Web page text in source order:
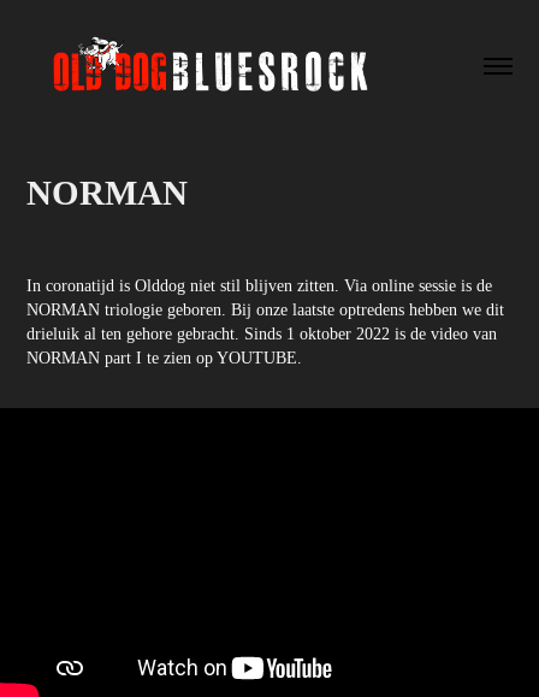
NORMAN
In coronatijd is Olddog niet stil blijven zitten. Via online sessie is de
NORMAN triologie geboren. Bij onze laatste optredens hebben we dit
drieluik al ten gehore gebracht. Sinds 1 oktober 2022 is de video van
NORMAN part I te zien op YOUTUBE.